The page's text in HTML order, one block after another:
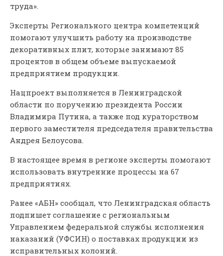
труда».
Эксперты Регионального центра компетенций
помогают улучшить работу на производстве
декоративных плит, которые занимают 85
процентов в общем объеме выпускаемой
предприятием продукции.
Нацпроект выполняется в Ленинградской
области по поручению президента России
Владимира Путина, а также под кураторством
первого заместителя председателя правительства
Андрея Белоусова.
В настоящее время в регионе эксперты помогают
использовать внутренние процессы на 67
предприятиях.
Ранее «АБН» сообщал, что Ленинградская область
подпишет соглашение с региональным
Управлением федеральной службы исполнения
наказаний (УФСИН) о поставках продукции из
исправительных колоний.